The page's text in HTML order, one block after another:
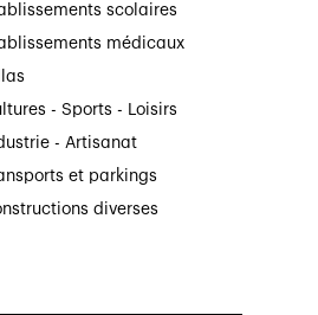
scolaires
médicaux
- Sports - Loisirs
- Artisanat
et parkings
diverses